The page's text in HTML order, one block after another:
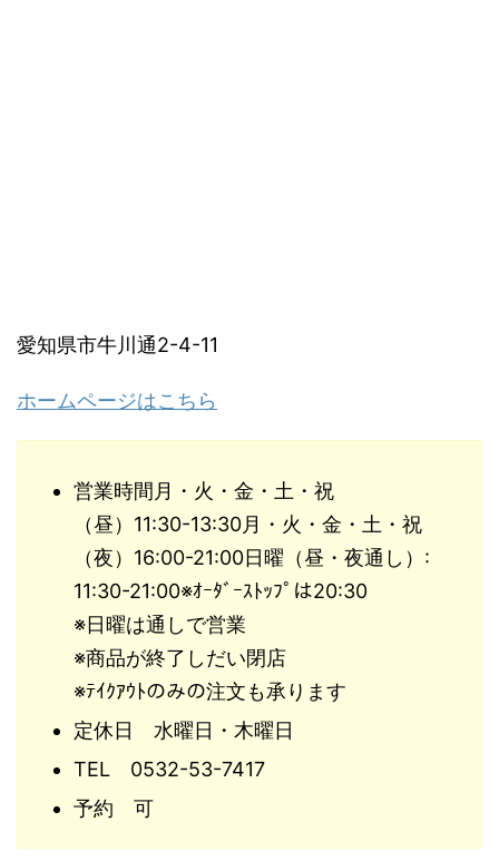
愛知県市牛川通2-4-11
ホームページはこちら
営業時間月・火・金・土・祝
（昼）11:30-13:30月・火・金・土・祝
（夜）16:00-21:00日曜（昼・夜通し）:
11:30-21:00※ｵｰﾀﾞｰｽﾄｯﾌﾟは20:30
※日曜は通しで営業
※商品が終了しだい閉店
※ﾃｲｸｱｳﾄのみの注文も承ります
定休日 水曜日・木曜日
TEL 0532-53-7417
予約 可